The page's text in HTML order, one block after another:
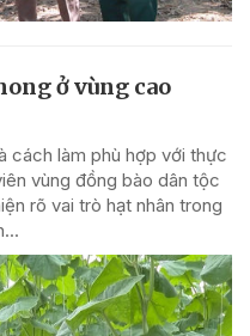
ở vùng cao
cách làm phù hợp với thực
vùng đồng bào dân tộc
rõ vai trò hạt nhân trong